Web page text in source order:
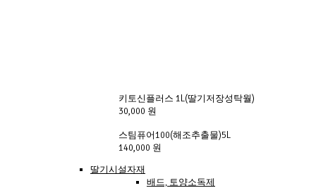
키토신플러스 1L(딸기저장성탁월)
30,000 원
스팀퓨어100(해조추출물)5L
140,000 원
딸기시설자재
배드, 토양소독제